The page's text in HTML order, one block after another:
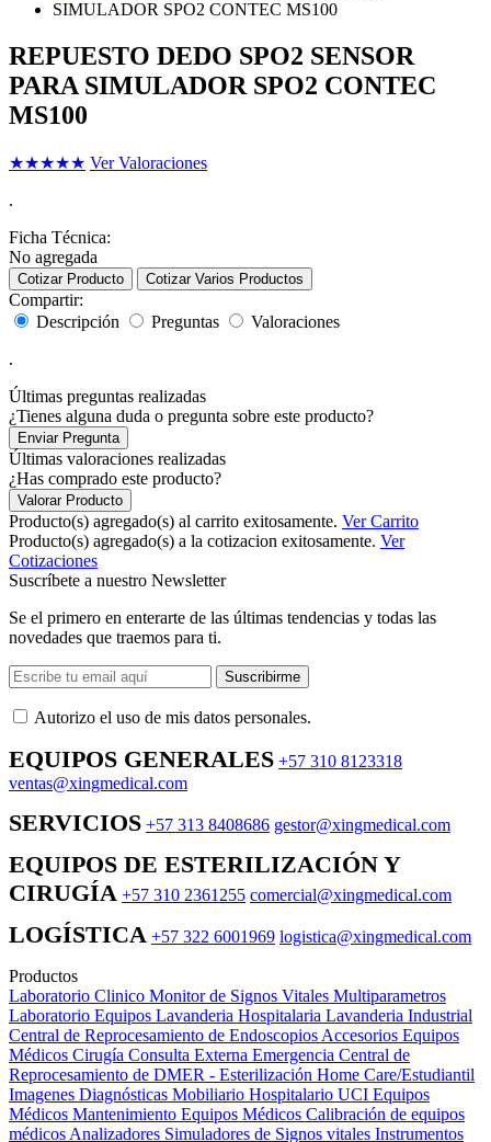
REPUESTO DEDO SPO2 SENSOR
PARA SIMULADOR SPO2 CONTEC
MS100
★★★★★ Ver Valoraciones
.
Ficha Técnica:
No agregada
Cotizar Producto Cotizar Varios Productos
Compartir:
Descripción
Preguntas
Valoraciones
.
Últimas preguntas realizadas
¿Tienes alguna duda o pregunta sobre este producto?
Enviar Pregunta
Últimas valoraciones realizadas
¿Has comprado este producto?
Valorar Producto
Producto(s) agregado(s) al carrito exitosamente. Ver Carrito
Producto(s) agregado(s) a la cotizacion exitosamente. Ver
Cotizaciones
Suscríbete a nuestro Newsletter
Se el primero en enterarte de las últimas tendencias y todas las
novedades que traemos para ti.
Suscribirme
Autorizo ​​el uso de mis datos personales.
EQUIPOS GENERALES +57 310 8123318
ventas@xingmedical.com
SERVICIOS +57 313 8408686 gestor@xingmedical.com
EQUIPOS DE ESTERILIZACIÓN Y
CIRUGÍA +57 310 2361255 comercial@xingmedical.com
LOGÍSTICA +57 322 6001969 logistica@xingmedical.com
Productos
Laboratorio Clinico Monitor de Signos Vitales Multiparametros
Laboratorio Equipos Lavanderia Hospitalaria Lavanderia Industrial
Central de Reprocesamiento de Endoscopios Accesorios Equipos
Médicos Cirugía Consulta Externa Emergencia Central de
Reprocesamiento de DMER - Esterilización Home Care/Estudiantil
Imagenes Diagnósticas Mobiliario Hospitalario UCI Equipos
Médicos Mantenimiento Equipos Médicos Calibración de equipos
médicos Analizadores Simuladores de Signos vitales Instrumentos